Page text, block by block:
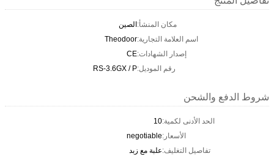
مكان المنشأ:الصين
اسم العلامة التجارية:Theodoor
إصدار الشهادات:CE
رقم الموديل:RS-3.6GX / P
شروط الدفع والشحن
الحد الأدنى لكمية:10
الأسعار:negotiable
تفاصيل التغليف:علبة مع زبد